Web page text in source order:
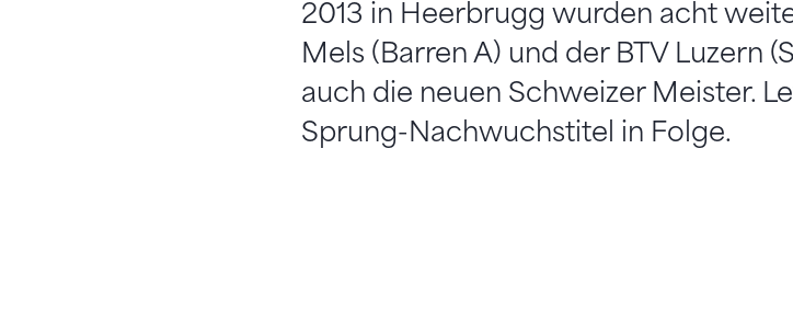
2013 in Heerbrugg wurden acht
Mels (Barren A) und der BTV Luzern
auch die neuen Schweizer Meister.
Sprung-Nachwuchstitel in Folge.